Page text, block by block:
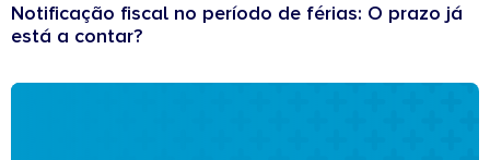
Notificação fiscal no período de férias: O prazo já
está a contar?